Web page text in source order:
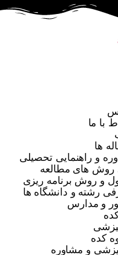
با ما
ها
و راهنمایی تحصیلی
روش های مطالعه
و روش برنامه ریزی
رشته و دانشگاه ها
و مدارس
کده
و مشاوره